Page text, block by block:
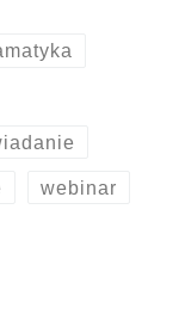
webinar